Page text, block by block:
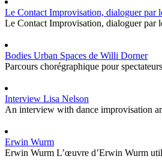
Le Contact Improvisation, dialoguer par
Le Contact Improvisation, dialoguer par
Bodies Urban Spaces de Willi Dorner
Parcours chorégraphique pour
Interview Lisa Nelson
An interview with dance improvisation
Erwin Wurm
Erwin Wurm L’œuvre d’Erwin Wurm